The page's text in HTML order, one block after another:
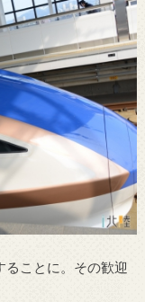
ことに。その歓迎